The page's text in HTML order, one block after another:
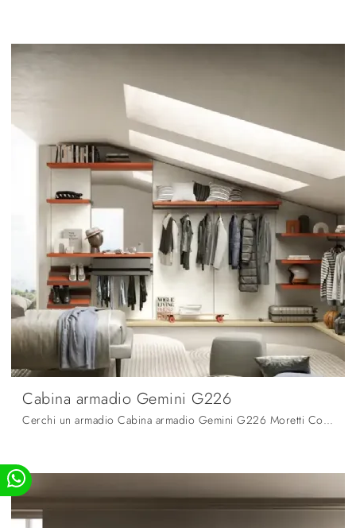
Cabina armadio Gemini G226
Cerchi un armadio Cabina armadio Gemini G226 Moretti Compact Giorno Notte? Clicca subito! Gli armadi cabine armadio con ante scorrevoli ti aspettano.